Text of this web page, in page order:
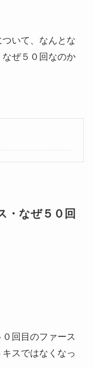
いて、なんとな
ぜ５０回なのか
・なぜ５０回
回目のファース
スではなくなっ